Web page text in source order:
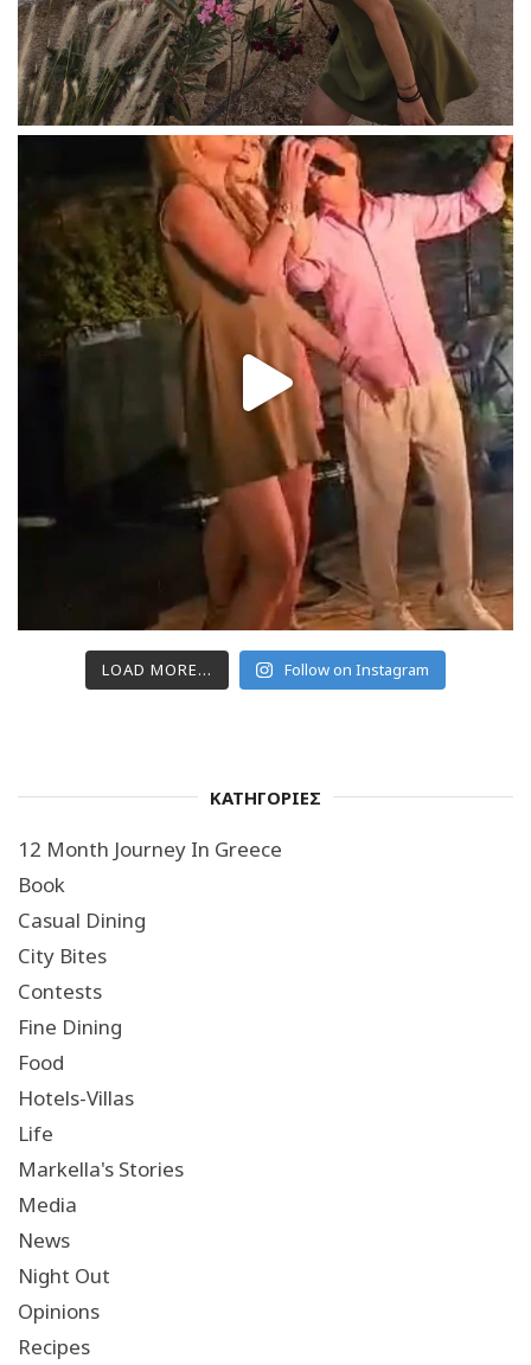
LOAD MORE... Follow on Instagram
ΚΑΤΗΓΟΡΙΕΣ
12 Month Journey In Greece
Book
Casual Dining
City Bites
Contests
Fine Dining
Food
Hotels-Villas
Life
Markella's Stories
Media
News
Night Out
Opinions
Recipes